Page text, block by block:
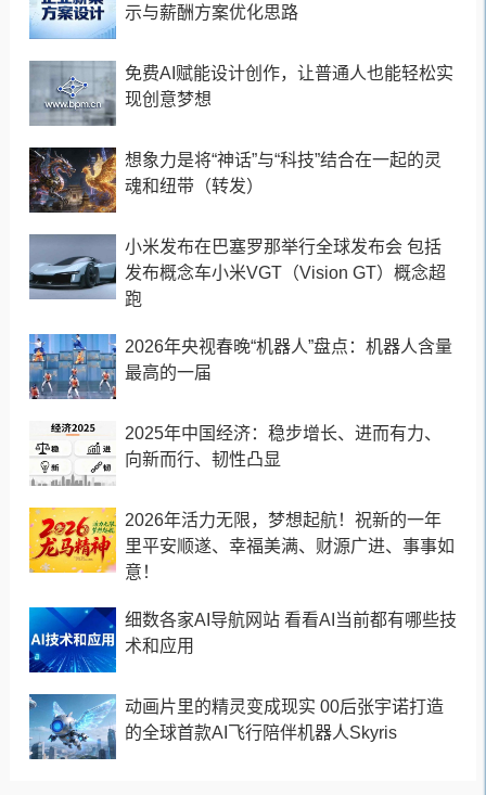
示与薪酬方案优化思路
免费AI赋能设计创作，让普通人也能轻松实
现创意梦想
想象力是将“神话”与“科技”结合在一起的灵
魂和纽带（转发）
小米发布在巴塞罗那举行全球发布会 包括
发布概念车小米VGT（Vision GT）概念超
跑
2026年央视春晚“机器人”盘点：机器人含量
最高的一届
2025年中国经济：稳步增长、进而有力、
向新而行、韧性凸显
2026年活力无限，梦想起航！祝新的一年
里平安顺遂、幸福美满、财源广进、事事如
意！
细数各家AI导航网站 看看AI当前都有哪些技
术和应用
动画片里的精灵变成现实 00后张宇诺打造
的全球首款AI飞行陪伴机器人Skyris